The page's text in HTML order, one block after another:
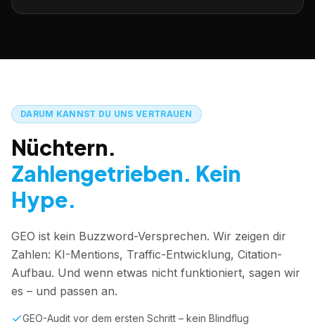
DARUM KANNST DU UNS VERTRAUEN
Nüchtern.
Zahlengetrieben. Kein
Hype.
GEO ist kein Buzzword-Versprechen. Wir zeigen dir
Zahlen: KI-Mentions, Traffic-Entwicklung, Citation-
Aufbau. Und wenn etwas nicht funktioniert, sagen wir
es – und passen an.
GEO-Audit vor dem ersten Schritt – kein Blindflug